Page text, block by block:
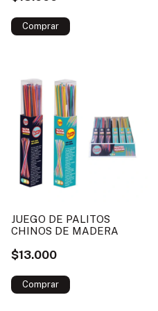
JUEGO DE PALITOS
CHINOS DE MADERA
$13.000